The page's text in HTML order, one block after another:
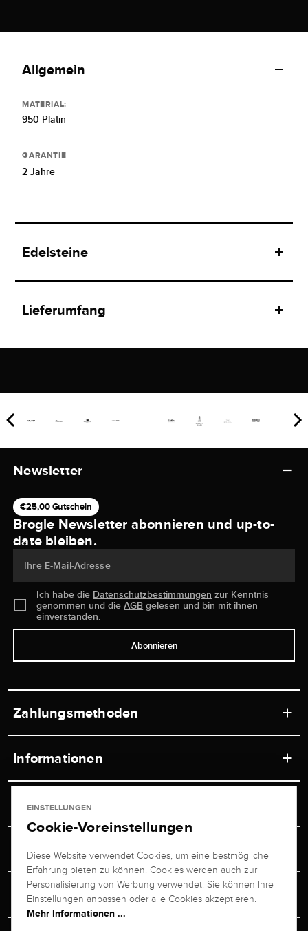
Allgemein
MATERIAL:
950 Platin
GARANTIE
2 Jahre
Edelsteine
Lieferumfang
Newsletter
€25,00 Gutschein
Brogle Newsletter abonnieren und up-to-
date bleiben.
Ihre E-Mail-Adresse
Ich habe die Datenschutzbestimmungen zur Kenntnis
genommen und dieAGB gelesen und bin mit ihnen
einverstanden.
Abonnieren
Zahlungsmethoden
Informationen
Ladengeschäft
Versand & Zahlung
Ratgeber
Service
Newsletterabmeldung
Retouren-Service
Juwelier Brogle
Über uns
Unternehmen
Persönlicher Berater
EINSTELLUNGEN
Cookie-Voreinstellungen
Diese Website verwendet Cookies, um eine bestmögliche
Erfahrung bieten zu können. Cookies werden auch zur
Personalisierung von Werbung verwendet. Sie können Ihre
Einstellungen anpassen oder alle Cookies akzeptieren.
Mehr Informationen ...